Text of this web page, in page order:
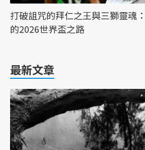
打破詛咒的拜仁之王與三獅靈魂
的2026世界盃之路
最新文章